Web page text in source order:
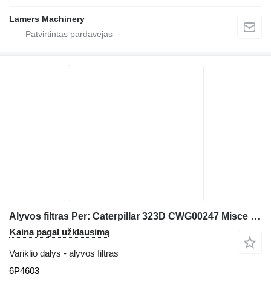
Lamers Machinery
Alyvos filtras Per: Caterpillar 323D CWG00247 Misce 6P4603 ekskavatoriaus Caterpillar 323D
Kaina pagal užklausimą
Variklio dalys - alyvos filtras
6P4603